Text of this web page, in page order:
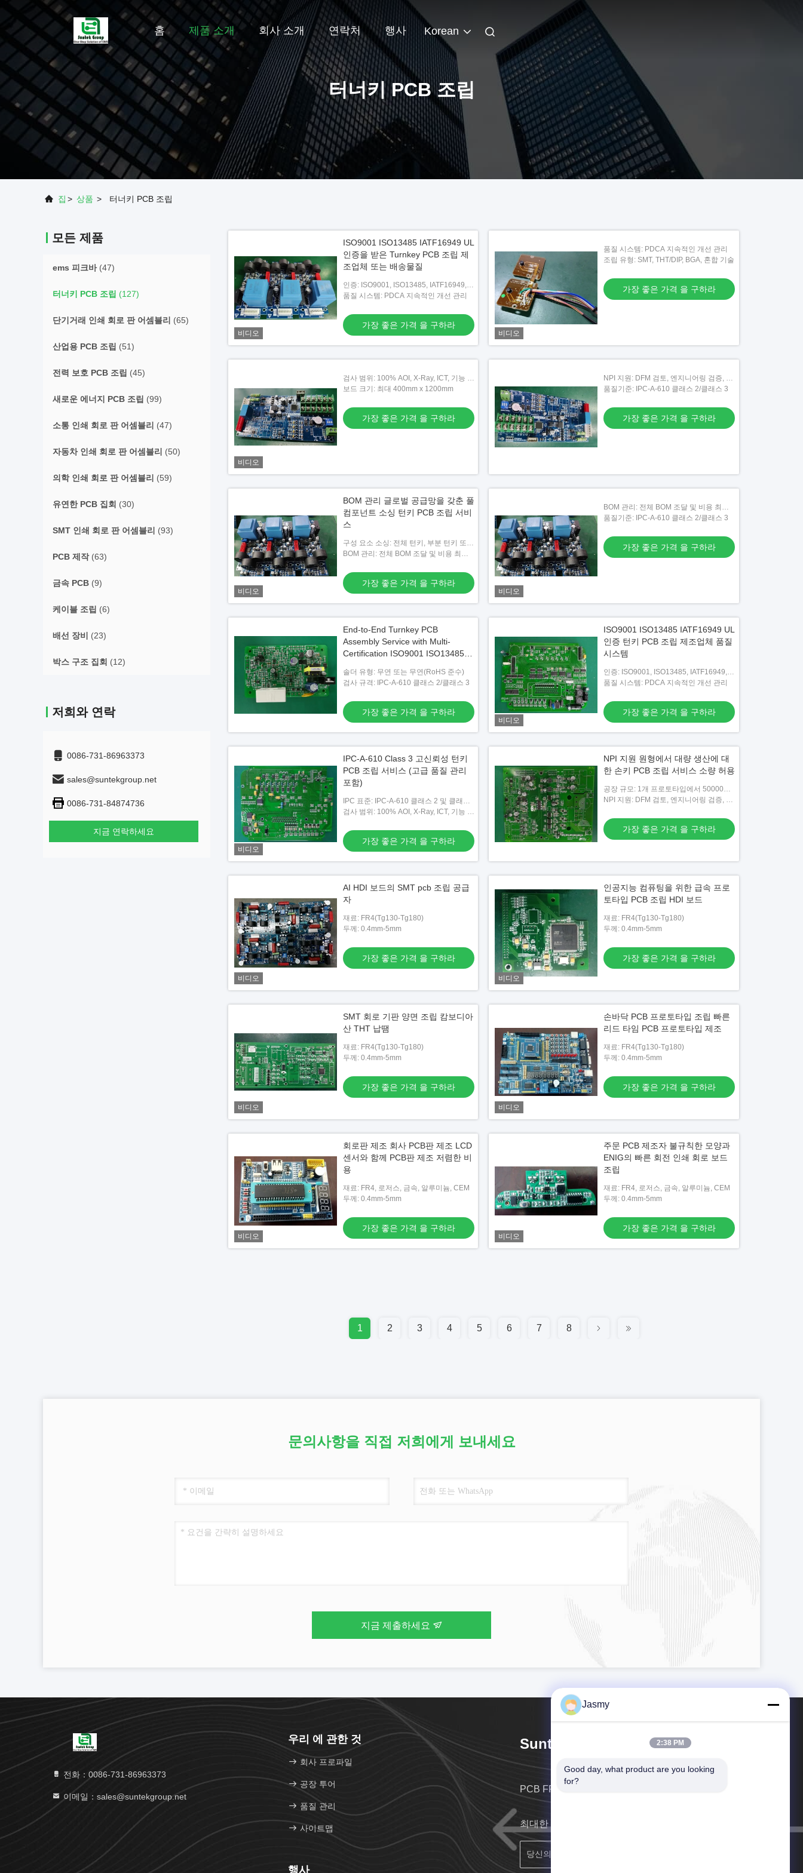
홈 제품 소개 회사 소개 연락처 행사 Korean
터너키 PCB 조립
집 > 상품 > 터너키 PCB 조립
모든 제품
ems 피크바(47)
터너키 PCB 조립 (127)
단기거래 인쇄 회로 판 어셈블리 (65)
산업용 PCB 조립 (51)
전력 보호 PCB 조립 (45)
새로운 에너지 PCB 조립 (99)
소통 인쇄 회로 판 어셈블리 (47)
자동차 인쇄 회로 판 어셈블리 (50)
의학 인쇄 회로 판 어셈블리 (59)
유연한 PCB 집회 (30)
SMT 인쇄 회로 판 어셈블리 (93)
PCB 제작(63)
금속 PCB (9)
케이블 조립 (6)
배선 장비 (23)
박스 구조 집회 (12)
저희와 연락
0086-731-86963373
sales@suntekgroup.net
0086-731-84874736
지금 연락하세요
비디오
ISO9001 ISO13485 IATF16949 UL
인증을 받은 Turnkey PCB 조립 제
조업체 또는 배송물질
인증: ISO9001, ISO13485, IATF16949,
UL E476377
품질 시스템: PDCA 지속적인 개선 관리
가장 좋은 가격 을 구하라
비디오
품질 시스템: PDCA 지속적인 개선 관리
조립 유형: SMT, THT/DIP, BGA, 혼합 기술
가장 좋은 가격 을 구하라
비디오
검사 범위: 100% AOI, X-Ray, ICT, 기능 테
스트
보드 크기: 최대 400mm x 1200mm
가장 좋은 가격 을 구하라
NPI 지원: DFM 검토, 엔지니어링 검증, 파
일럿 실행
품질기준: IPC-A-610 클래스 2/클래스 3
가장 좋은 가격 을 구하라
비디오
BOM 관리 글로벌 공급망을 갖춘 풀
컴포넌트 소싱 턴키 PCB 조립 서비
스
구성 요소 소싱: 전체 턴키, 부분 턴키 또는
위탁
BOM 관리: 전체 BOM 조달 및 비용 최적
가장 좋은 가격 을 구하라
비디오
BOM 관리: 전체 BOM 조달 및 비용 최적
화
품질기준: IPC-A-610 클래스 2/클래스 3
가장 좋은 가격 을 구하라
End-to-End Turnkey PCB
Assembly Service with Multi-
Certification ISO9001 ISO13485
솔더 유형: 무연 또는 무연(RoHS 준수)
검사 규격: IPC-A-610 클래스 2/클래스 3
가장 좋은 가격 을 구하라
비디오
ISO9001 ISO13485 IATF16949 UL
인증 턴키 PCB 조립 제조업체 품질
시스템
인증: ISO9001, ISO13485, IATF16949,
UL E476377
품질 시스템: PDCA 지속적인 개선 관리
가장 좋은 가격 을 구하라
비디오
IPC-A-610 Class 3 고신뢰성 턴키
PCB 조립 서비스 (고급 품질 관리
포함)
IPC 표준: IPC-A-610 클래스 2 및 클래스
3 허용
검사 범위: 100% AOI, X-Ray, ICT, 기능 테
가장 좋은 가격 을 구하라
NPI 지원 원형에서 대량 생산에 대
한 손키 PCB 조립 서비스 소량 허용
공장 규모: 1개 프로토타입에서 50000개
이상의 대량 생산 가능
NPI 지원: DFM 검토, 엔지니어링 검증, 파
가장 좋은 가격 을 구하라
비디오
AI HDI 보드의 SMT pcb 조립 공급
자
재료: FR4(Tg130-Tg180)
두께: 0.4mm-5mm
가장 좋은 가격 을 구하라
비디오
인공지능 컴퓨팅을 위한 급속 프로
토타입 PCB 조립 HDI 보드
재료: FR4(Tg130-Tg180)
두께: 0.4mm-5mm
가장 좋은 가격 을 구하라
비디오
SMT 회로 기판 양면 조립 캄보디아
산 THT 납땜
재료: FR4(Tg130-Tg180)
두께: 0.4mm-5mm
가장 좋은 가격 을 구하라
비디오
손바닥 PCB 프로토타입 조립 빠른
리드 타임 PCB 프로토타입 제조
재료: FR4(Tg130-Tg180)
두께: 0.4mm-5mm
가장 좋은 가격 을 구하라
비디오
회로판 제조 회사 PCB판 제조 LCD
센서와 함께 PCB판 제조 저렴한 비
용
재료: FR4, 로저스, 금속, 알루미늄, CEM
두께: 0.4mm-5mm
가장 좋은 가격 을 구하라
비디오
주문 PCB 제조자 불규칙한 모양과
ENIG의 빠른 회전 인쇄 회로 보드
조립
재료: FR4, 로저스, 금속, 알루미늄, CEM
두께: 0.4mm-5mm
가장 좋은 가격 을 구하라
1 2 3 4 5 6 7 8
문의사항을 직접 저희에게 보내세요
지금 제출하세요
전화：0086-731-86963373
이메일：sales@suntekgroup.net
우리 에 관한 것
회사 프로파일
공장 투어
품질 관리
사이트맵
행사
Suntek Electronics Co., Ltd.
PCB FPC PCB 조립 FPC 조립 케이블 조립
최대한 빨리 연락할게요
Jasmy
2:38 PM
Good day, what product are you looking
for?